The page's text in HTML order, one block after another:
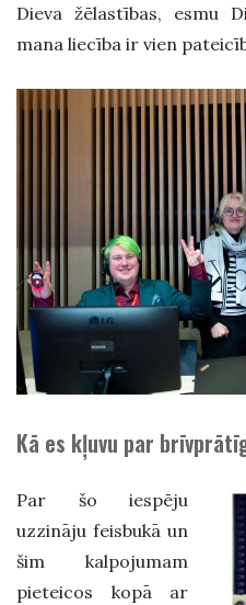
Dieva žēlastības, esmu
mana liecība ir vien
Kā es kļuvu par
Par šo iespēju
uzzināju feisbukā un
šim kalpojumam
pieteicos kopā ar